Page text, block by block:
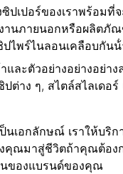
ปเปอร์ของเราพร้อม
นภายนอกหรือผลิตภัณ
ปไพร์ไนลอนเคลือบกั
และตัวอย่างอย่างอย่
ต่าง ๆ, สไตล์สไลเด
ป็นเอกลักษณ์ เราให้บ
ณมาสู่ชีวิตถ้าคุณต้องก
ของแบรนด์ของคุณ